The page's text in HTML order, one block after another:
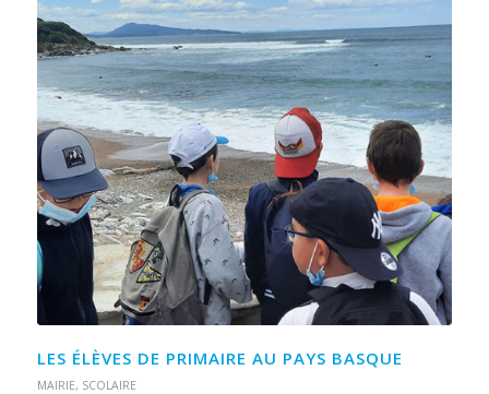
LES ÉLÈVES DE PRIMAIRE AU PAYS BASQUE
MAIRIE, SCOLAIRE